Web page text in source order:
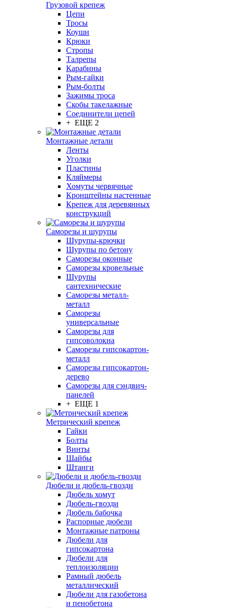
Грузовой крепеж
Цепи
Тросы
Коуши
Крюки
Стропы
Талрепы
Карабины
Рым-гайки
Рым-болты
Зажимы троса
Скобы такелажные
Соединители цепей
+ ЕЩЕ 2
Монтажные детали
Ленты
Уголки
Пластины
Кляймеры
Хомуты червячные
Кронштейны настенные
Крепеж для деревянных
конструкций
Саморезы и шурупы
Шурупы-крючки
Шурупы по бетону
Саморезы оконные
Саморезы кровельные
Шурупы
сантехнические
Саморезы металл-
металл
Саморезы
универсальные
Саморезы для
гипсоволокна
Саморезы гипсокартон-
металл
Саморезы гипсокартон-
дерево
Саморезы для сэндвич-
панелей
+ ЕЩЕ 1
Метрический крепеж
Гайки
Болты
Винты
Шайбы
Штанги
Дюбели и дюбель-гвозди
Дюбель хомут
Дюбель-гвозди
Дюбель бабочка
Распорные дюбели
Монтажные патроны
Дюбели для
гипсокартона
Дюбели для
теплоизоляции
Рамный дюбель
металлический
Дюбели для газобетона
и пенобетона